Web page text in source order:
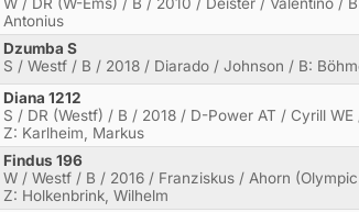
Antonius
Dzumba S
S / Westf / B / 2018 / Diarado / Johnson / B:
Diana 1212
S / DR (Westf) / B / 2018 / D-Power AT / Cyrill
Z: Karlheim, Markus
Findus 196
W / Westf / B / 2016 / Franziskus / Ahorn
Z: Holkenbrink, Wilhelm